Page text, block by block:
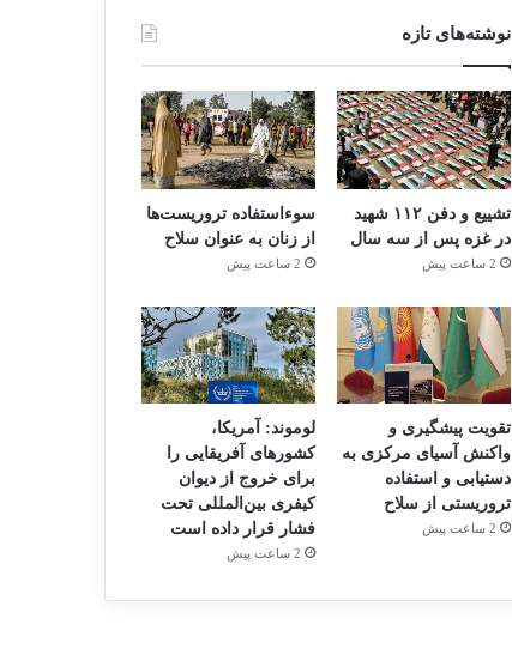
نوشته‌های تازه
تشییع و دفن ۱۱۲ شهید
در غزه پس از سه سال
2 ساعت پیش
سوءاستفاده تروریست‌ها
از زنان به عنوان سلاح
2 ساعت پیش
تقویت پیشگیری و
واکنش آسیای مرکزی به
دستیابی و استفاده
تروریستی از سلاح
2 ساعت پیش
لوموند: آمریکا،
کشورهای آفریقایی را
برای خروج از دیوان
کیفری بین‌المللی تحت
فشار قرار داده است
2 ساعت پیش